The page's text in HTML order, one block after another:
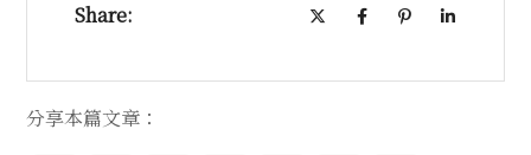
Share:
分享本篇文章：